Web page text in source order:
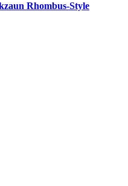
Rhombus-Style